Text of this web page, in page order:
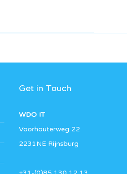
Get in Touch
WDO IT
Voorhouterweg 22
2231NE Rijnsburg